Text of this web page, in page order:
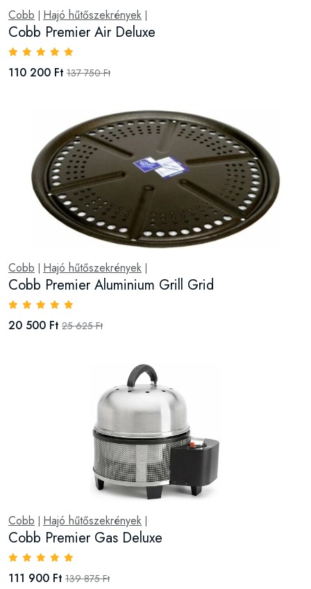
Cobb Hajó hűtőszekrények
Cobb Premier Air Deluxe
110 200 Ft 137 750 Ft
Cobb Hajó hűtőszekrények
Cobb Premier Aluminium Grill Grid
20 500 Ft 25 625 Ft
Cobb Hajó hűtőszekrények
Cobb Premier Gas Deluxe
111 900 Ft 139 875 Ft